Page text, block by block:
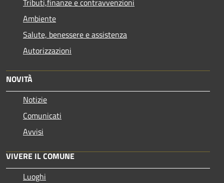
Tributi,finanze e contravvenzioni
Ambiente
Salute, benessere e assistenza
Autorizzazioni
NOVITÀ
Notizie
Comunicati
Avvisi
VIVERE IL COMUNE
Luoghi